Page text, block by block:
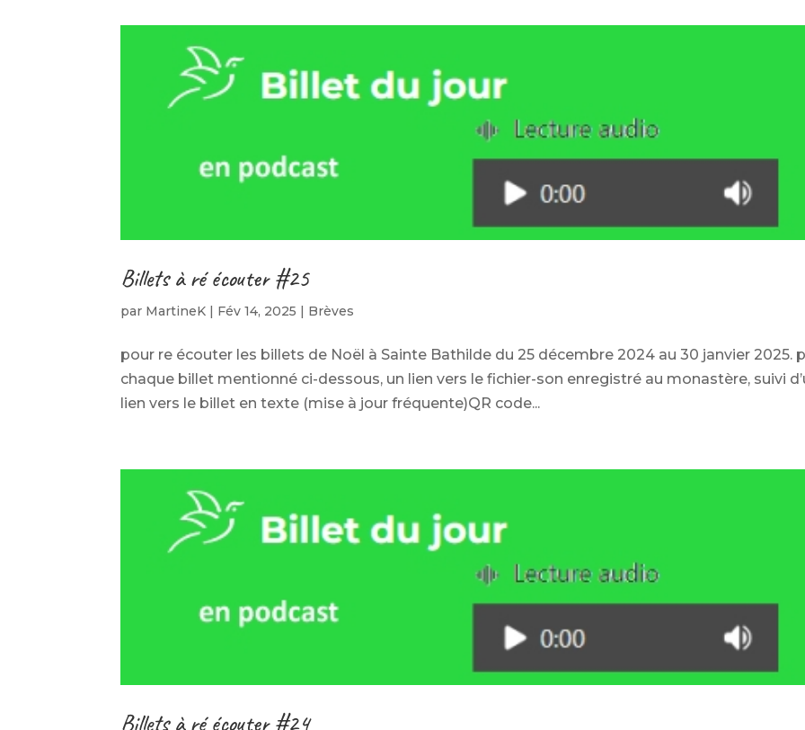
Billets à ré écouter #25
par MartineK Fév 14, 2025 Brèves
pour re écouter les billets de Noël à Sainte Bathilde du 25 décembre 2024 au 30 janvier 2025.
chaque billet mentionné ci-dessous, un lien vers le fichier-son enregistré au monastère, suivi
lien vers le billet en texte (mise à jour fréquente)QR code...
Billets à ré écouter #24